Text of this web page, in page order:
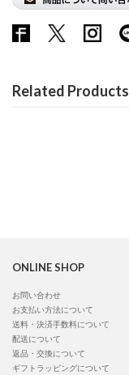
Related Products
ONLINE SHOP
お問い合わせ
お支払い方法について
送料・決済手数料について
配送について
返品・交換について
ギフトラッピングについて